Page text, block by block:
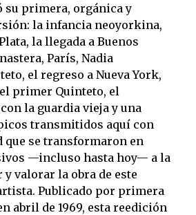
su primera, orgánica y
la infancia neoyorkina,
la llegada a Buenos
París, Nadia
el regreso a Nueva York,
primer Quinteto, el
la guardia vieja y una
transmitidos aquí con
que se transformaron en
—incluso hasta hoy— a la
valorar la obra de este
Publicado por primera
abril de 1969, esta reedición